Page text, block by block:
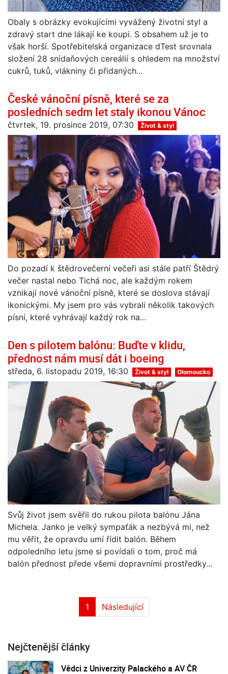
Obaly s obrázky evokujícími vyvážený životní styl a
zdravý start dne lákají ke koupi. S obsahem už je to
však horší. Spotřebitelská organizace dTest srovnala
složení 28 snídaňových cereálií s ohledem na množství
cukrů, tuků, vlákniny či přidaných...
České vánoční písně, které se za
posledních sedm let staly ikonou Vánoc
čtvrtek, 19. prosince 2019, 07:30 Život & styl
Do pozadí k štědrovečerní večeři asi stále patří Štědrý
večer nastal nebo Tichá noc, ale každým rokem
vznikají nové vánoční písně, které se doslova stávají
ikonickými. My jsem pro vás vybrali několik takových
písní, které vyhrávají každý rok na...
Den s pilotem balónu: Buďte v klidu,
přednost nám musí dát i boeing
středa, 6. listopadu 2019, 16:30 Život & styl Olomoucko
Svůj život jsem svěřil do rukou pilota balónu Jána
Michela. Janko je velký sympaťák a nezbývá mi, než
mu věřit, že opravdu umí řídit balón. Během
odpoledního letu jsme si povídali o tom, proč má
balón přednost přede všemi dopravními prostředky...
1 Následující
Nejčtenější články
Vědci z Univerzity Palackého a AV ČR